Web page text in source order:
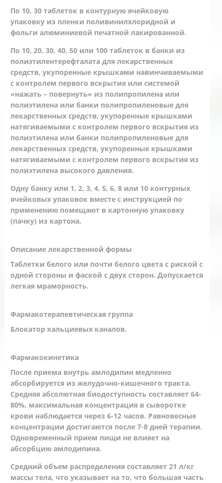
По 10, 30 таблеток в контурную ячейковую
упаковку из пленки поливинилхлоридной и
фольги алюминиевой печатной лакированной.
По 10, 20, 30, 40, 50 или 100 таблеток в банки из
полиэтилентерефталата для лекарственных
средств, укупоренные крышками навинчиваемыми
с контролем первого вскрытия или системой
«нажать – повернуть» из полипропилена или
полиэтилена или банки полипропиленовые для
лекарственных средств, укупоренные крышками
натягиваемыми с контролем первого вскрытия из
полиэтилена или банки полипропиленовые для
лекарственных средств, укупоренные крышками
натягиваемыми с контролем первого вскрытия из
полиэтилена высокого давления.
Одну банку или 1, 2, 3, 4, 5, 6, 8 или 10 контурных
ячейковых упаковок вместе с инструкцией по
применению помещают в картонную упаковку
(пачку) из картона.
Описание лекарственной формы
Таблетки белого или почти белого цвета с риской с
одной стороны и фаской с двух сторон. Допускается
легкая мраморность.
Фармакотерапевтическая группа
Блокатор кальциевых каналов.
Фармакокинетика
После приема внутрь амлодипин медленно
абсорбируется из желудочно-кишечного тракта.
Средняя абсолютная биодоступность составляет 64-
80%, максимальная концентрация в сыворотке
крови наблюдается через 6-12 часов. Равновесные
концентрации достигаются после 7-8 дней терапии.
Одновременный прием пищи не влияет на
абсорбцию амлодипина.
Средний объем распределения составляет 21 л/кг
массы тела, что указывает на то, что большая часть